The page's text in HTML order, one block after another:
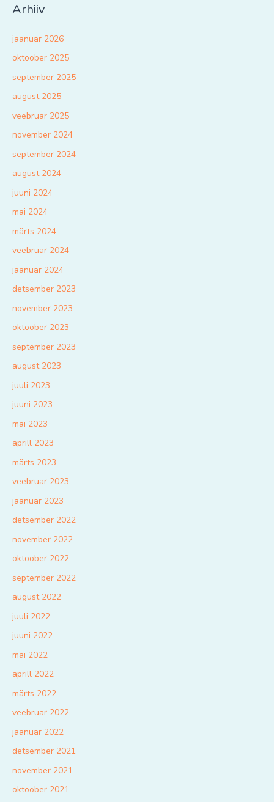
Arhiiv
jaanuar 2026
oktoober 2025
september 2025
august 2025
veebruar 2025
november 2024
september 2024
august 2024
juuni 2024
mai 2024
märts 2024
veebruar 2024
jaanuar 2024
detsember 2023
november 2023
oktoober 2023
september 2023
august 2023
juuli 2023
juuni 2023
mai 2023
aprill 2023
märts 2023
veebruar 2023
jaanuar 2023
detsember 2022
november 2022
oktoober 2022
september 2022
august 2022
juuli 2022
juuni 2022
mai 2022
aprill 2022
märts 2022
veebruar 2022
jaanuar 2022
detsember 2021
november 2021
oktoober 2021